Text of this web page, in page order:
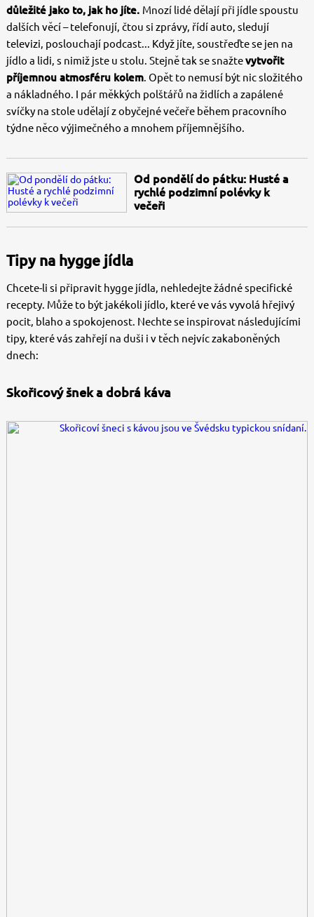
důležité jako to, jak ho jíte. Mnozí lidé dělají při jídle spoustu
dalších věcí – telefonují, čtou si zprávy, řídí auto, sledují
televizi, poslouchají podcast... Když jíte, soustřeďte se jen na
jídlo a lidi, s nimiž jste u stolu. Stejně tak se snažtevytvořit
příjemnou atmosféru kolem. Opět to nemusí být nic složitého
a nákladného. I pár měkkých polštářů na židlích a zapálené
svíčky na stole udělají z obyčejné večeře během pracovního
týdne něco výjimečného a mnohem příjemnějšího.
Od pondělí do pátku: Husté a
rychlé podzimní polévky k
večeři
Tipy na hygge jídla
Chcete-li si připravit hygge jídla, nehledejte žádné specifické
recepty. Může to být jakékoli jídlo, které ve vás vyvolá hřejivý
pocit, blaho a spokojenost. Nechte se inspirovat následujícími
tipy, které vás zahřejí na duši i v těch nejvíc zakaboněných
dnech:
Skořicový šnek a dobrá káva